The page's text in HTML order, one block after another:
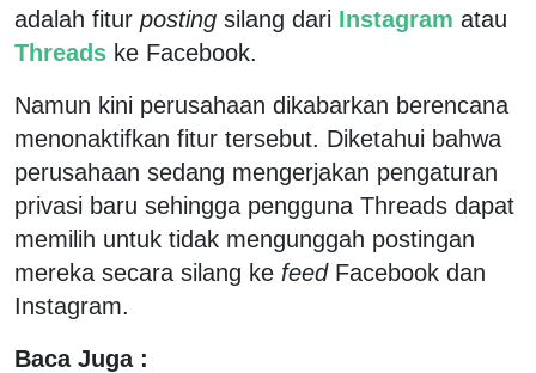
adalah fitur posting silang dari Instagram atau
Threads ke Facebook.
Namun kini perusahaan dikabarkan berencana
menonaktifkan fitur tersebut. Diketahui bahwa
perusahaan sedang mengerjakan pengaturan
privasi baru sehingga pengguna Threads dapat
memilih untuk tidak mengunggah postingan
mereka secara silang ke feedFacebook dan
Instagram.
Baca Juga :